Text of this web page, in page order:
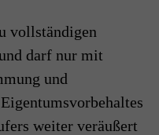
vollständigen
darf nur mit
und
weiter veräußert